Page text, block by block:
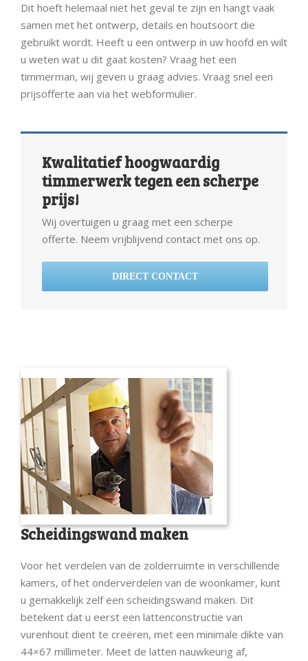
Dit hoeft helemaal niet het geval te zijn en hangt vaak
samen met het ontwerp, details en houtsoort die
gebruikt wordt. Heeft u een ontwerp in uw hoofd en wilt
u weten wat u dit gaat kosten? Vraag het een
timmerman, wij geven u graag advies. Vraag snel een
prijsofferte aan via het webformulier.
Kwalitatief hoogwaardig
timmerwerk tegen een scherpe
prijs!
Wij overtuigen u graag met een scherpe
offerte. Neem vrijblijvend contact met ons op.
DIRECT CONTACT
Scheidingswand maken
Voor het verdelen van de zolderruimte in verschillende
kamers, of het onderverdelen van de woonkamer, kunt
u gemakkelijk zelf een scheidingswand maken. Dit
betekent dat u eerst een lattenconstructie van
vurenhout dient te creëren, met een minimale dikte van
44×67 millimeter. Meet de latten nauwkeurig af,